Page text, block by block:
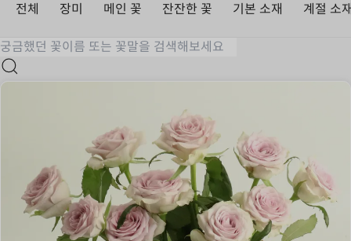
전체 장미 메인 꽃 잔잔한 꽃 기본 소재 계절 소